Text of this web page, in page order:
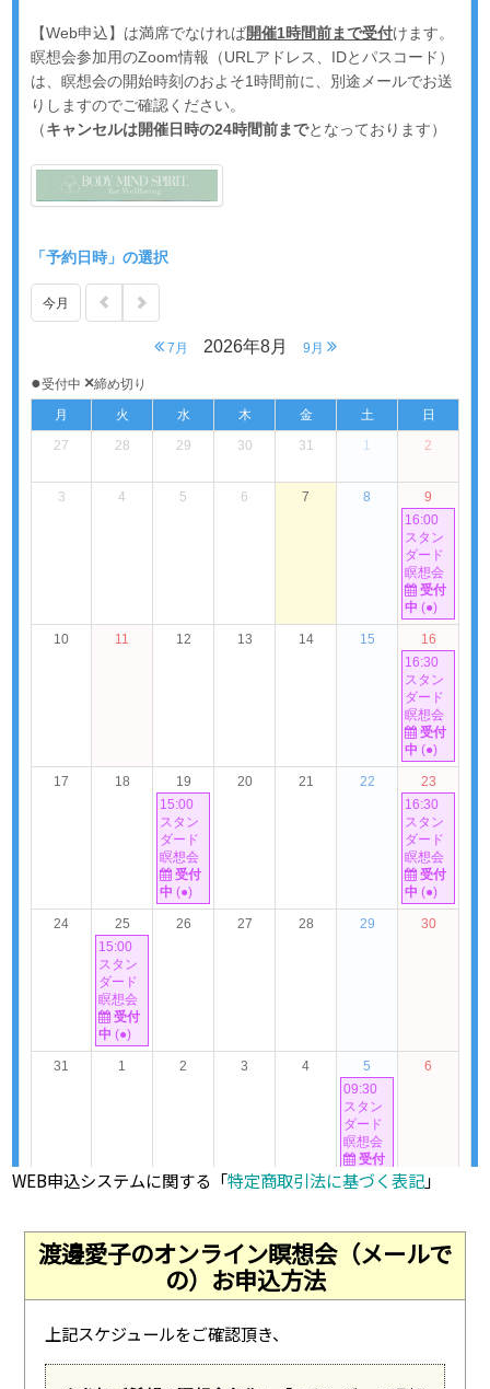
WEB申込システムに関する「特定商取引法に基づく表記」
渡邊愛子のオンライン瞑想会（メールで
の）お申込方法
上記スケジュールをご確認頂き、